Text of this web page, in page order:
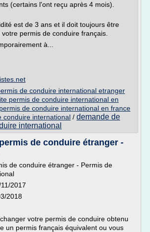
(certains l'ont reçu après 4 mois).
est de 3 ans et il doit toujours être
permis de conduire français.
à...
de conduire international etranger
permis de conduire international en
de conduire international en france
conduire international / demande de
international
de conduire étranger -
de conduire étranger - Permis de
2017
2018
votre permis de conduire obtenu
un permis français équivalent ou vous